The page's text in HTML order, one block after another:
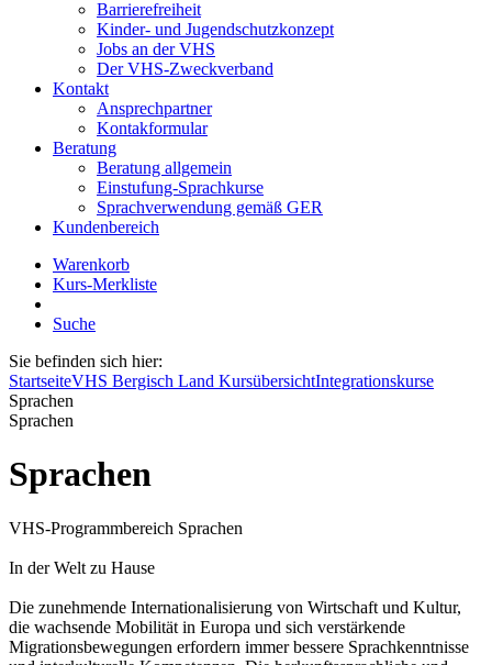
Barrierefreiheit
Kinder- und Jugendschutzkonzept
Jobs an der VHS
Der VHS-Zweckverband
Kontakt
Ansprechpartner
Kontakformular
Beratung
Beratung allgemein
Einstufung-Sprachkurse
Sprachverwendung gemäß GER
Kundenbereich
Warenkorb
Kurs-Merkliste
Suche
Sie befinden sich hier:
StartseiteVHS Bergisch Land KursübersichtIntegrationskurse
Sprachen
Sprachen
Sprachen
VHS-Programmbereich Sprachen
In der Welt zu Hause
Die zunehmende Internationalisierung von Wirtschaft und Kultur,
die wachsende Mobilität in Europa und sich verstärkende
Migrationsbewegungen erfordern immer bessere Sprachkenntnisse